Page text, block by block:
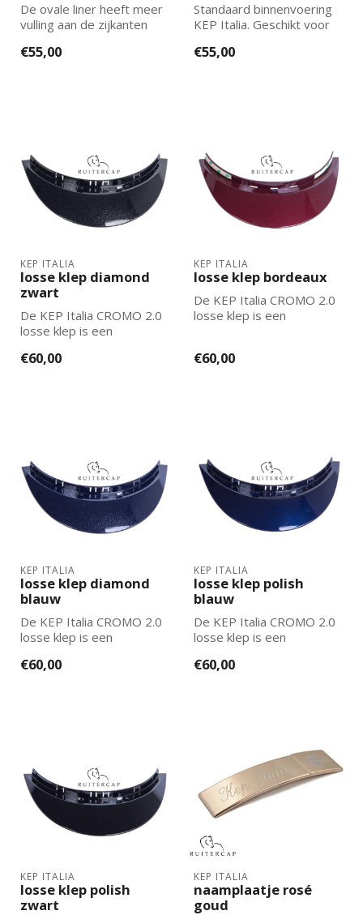
De ovale liner heeft meer
vulling aan de zijkanten
Gesch...
€55,00
Standaard binnenvoering
KEP Italia. Geschikt voor
€55,00
KEP ITALIA
losse klep diamond
zwart
De KEP Italia CROMO 2.0
losse klep is een
cromo 2.0 mod...
€60,00
KEP ITALIA
losse klep bordeaux
De KEP Italia CROMO 2.0
losse klep is een
€60,00
KEP ITALIA
losse klep diamond
blauw
De KEP Italia CROMO 2.0
losse klep is een
cromo 2.0 mod...
€60,00
KEP ITALIA
losse klep polish
blauw
De KEP Italia CROMO 2.0
losse klep is een
cromo 2.0 mod...
€60,00
KEP ITALIA
losse klep polish
zwart
KEP ITALIA
naamplaatje rosé
goud